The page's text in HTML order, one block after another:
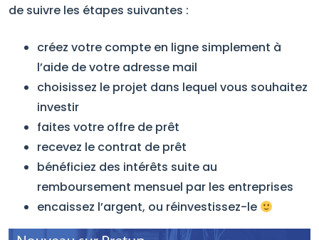
de suivre les étapes suivantes :
créez votre compte en ligne simplement à
l’aide de votre adresse mail
choisissez le projet dans lequel vous souhaitez
investir
faites votre offre de prêt
recevez le contrat de prêt
bénéficiez des intérêts suite au
remboursement mensuel par les entreprises
encaissez l’argent, ou réinvestissez-le